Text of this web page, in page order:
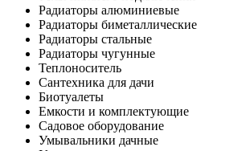
Радиаторы алюминиевые
Радиаторы биметаллические
Радиаторы стальные
Радиаторы чугунные
Теплоноситель
Сантехника для дачи
Биотуалеты
Емкости и комплектующие
Садовое оборудование
Умывальники дачные